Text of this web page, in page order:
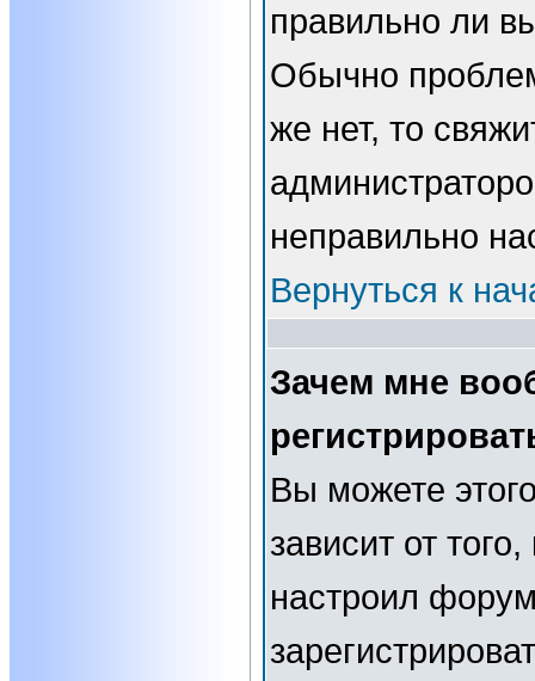
правильно ли
Обычно
же нет, то
неправильно
Вернуться к
Зачем мне
Вы можете
зависит от
настроил